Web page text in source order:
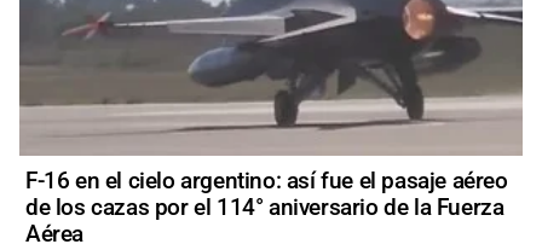
F-16 en el cielo argentino: así fue el pasaje aéreo
de los cazas por el 114° aniversario de la Fuerza
Aérea